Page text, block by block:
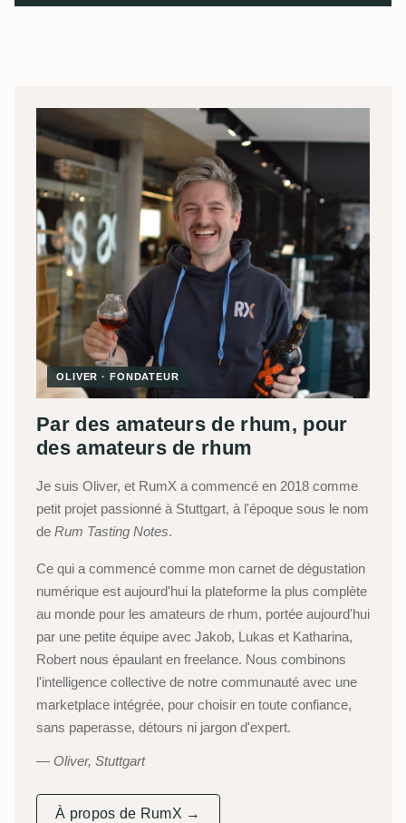
OLIVER · FONDATEUR
Par des amateurs de rhum, pour
des amateurs de rhum
Je suis Oliver, et RumX a commencé en 2018 comme
petit projet passionné à Stuttgart, à l'époque sous le nom
de Rum Tasting Notes.
Ce qui a commencé comme mon carnet de dégustation
numérique est aujourd'hui la plateforme la plus complète
au monde pour les amateurs de rhum, portée aujourd'hui
par une petite équipe avec Jakob, Lukas et Katharina,
Robert nous épaulant en freelance. Nous combinons
l'intelligence collective de notre communauté avec une
marketplace intégrée, pour choisir en toute confiance,
sans paperasse, détours ni jargon d'expert.
Oliver, Stuttgart
À propos de RumX →